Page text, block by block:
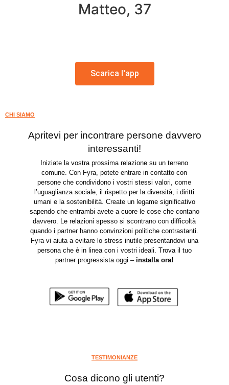
Matteo, 37
Scarica l'app
CHI SIAMO
Apritevi per incontrare persone davvero
interessanti!
Iniziate la vostra prossima relazione su un terreno
comune. Con Fyra, potete entrare in contatto con
persone che condividono i vostri stessi valori, come
l’uguaglianza sociale, il rispetto per la diversità, i diritti
umani e la sostenibilità. Create un legame significativo
sapendo che entrambi avete a cuore le cose che contano
davvero. Le relazioni spesso si scontrano con difficoltà
quando i partner hanno convinzioni politiche contrastanti.
Fyra vi aiuta a evitare lo stress inutile presentandovi una
persona che è in linea con i vostri ideali. Trova il tuo
partner progressista oggi –installa ora!
TESTIMONIANZE
Cosa dicono gli utenti?